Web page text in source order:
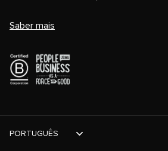
Saber mais
PORTUGUÊS